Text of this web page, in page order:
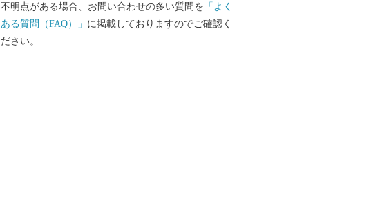
不明点がある場合、お問い合わせの多い質問を 「よく
ある質問（FAQ）」 に掲載しておりますのでご確認く
ださい。